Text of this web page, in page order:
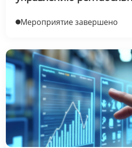
Мероприятие завершено